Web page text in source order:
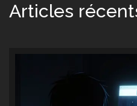
Articles